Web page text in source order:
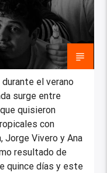
el verano
surge entre
quisieron
con
Jorge Vivero y Ana
resultado de
quince días y este